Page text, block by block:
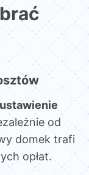
ustawienie
od
domek trafi
opłat.